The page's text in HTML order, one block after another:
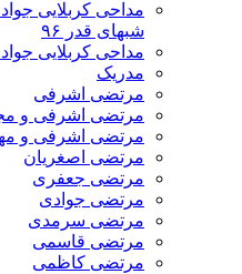
مداحی کربلایی
شبهای قدر ۹۶
مداحی کربلایی جواد
مدریک
مرتضی اشرفی
مرتضی اشرفی و
مرتضی اشرفی و
مرتضی اصغریان
مرتضی جعفری
مرتضی جوادی
مرتضی سرمدی
مرتضی قاسمی
مرتضی کاظمی